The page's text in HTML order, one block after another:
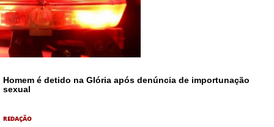
Homem é detido na Glória após denúncia de importunação
sexual
REDAÇÃO